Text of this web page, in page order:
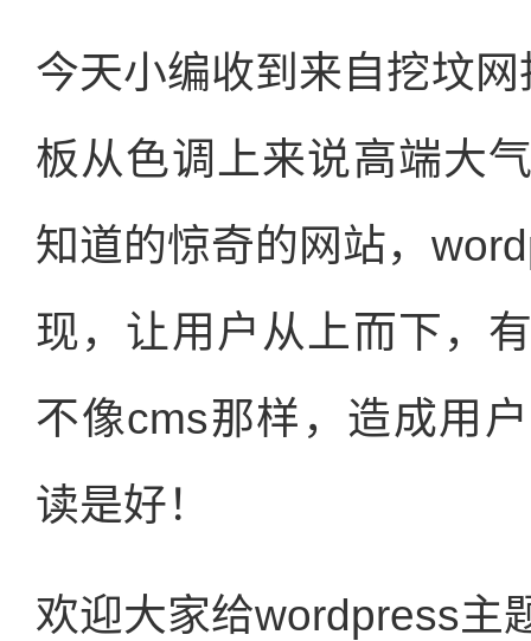
今天小编收到来自挖坟
板从色调上来说高端大
知道的惊奇的网站，
现，让用户从上而下，
不像cms那样，造成用
读是好！
欢迎大家给wordpress主